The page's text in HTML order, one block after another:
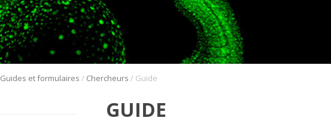
Guides et formulaires / Chercheurs / Guide
GUIDE